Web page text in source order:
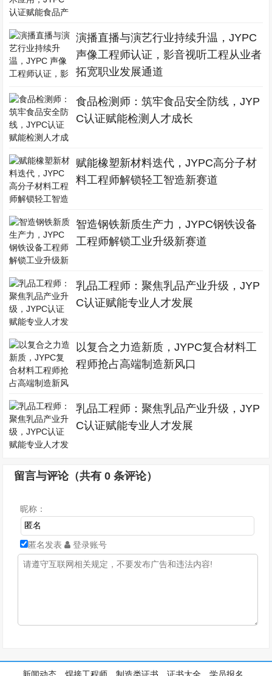
演播直播与演艺行业持续升温，JYPC
声像工程师认证，影音视听工程从业者
拓宽职业发展通道
食品检测师：筑牢食品安全防线，JYP
C认证赋能检测人才成长
赋能橡塑新材料迭代，JYPC高分子材
料工程师解锁轻工智造新赛道
智造钢铁新质生产力，JYPC钢铁设备
工程师解锁工业升级新赛道
乳品工程师：聚焦乳品产业升级，JYP
C认证赋能专业人才发展
以复合之力造新质，JYPC复合材料工
程师抢占高端制造新风口
乳品工程师：聚焦乳品产业升级，JYP
C认证赋能专业人才发展
留言与评论（共有0 条评论）
昵称：
匿名发表 登录账号